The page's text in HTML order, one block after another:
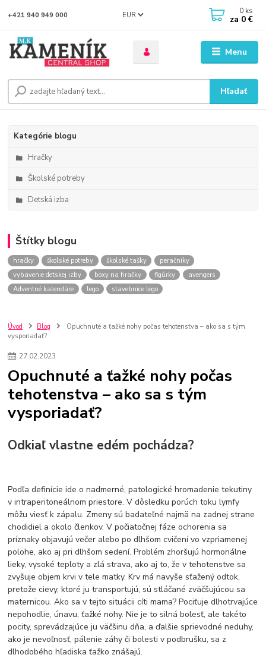
Menu
EUR
Hľadať
+421 940 949 000 0 ks
za 0 €
Kategórie blogu
Hračky
Školské potreby
Detská izba
Štítky blogu
hračky školské potreby školské tašky
peračníky
vybavenie detskej izby
boxy na hračky figúrky
avengers
Adventné kalendáre
lego stavebnice lego
Úvod Blog
Opuchnuté a ťažké nohy počas tehotenstva – ako sa s tým
vysporiadať?
27.02.2023
Opuchnuté a ťažké nohy počas
tehotenstva – ako sa s tým
vysporiadať?
Odkiaľ vlastne edém pochádza?
Podľa definície ide o nadmerné, patologické hromadenie tekutiny
v intraperitoneálnom priestore. V dôsledku porúch toku lymfy
môžu viesť k zápalu. Zmeny sú badateľné najmä na zadnej strane
chodidiel a okolo členkov. V počiatočnej fáze ochorenia sa
príznaky objavujú večer alebo po dlhšom cvičení vo vzpriamenej
polohe, ako aj pri dlhšom sedení. Problém zhoršujú hormonálne
lieky, vysoké teploty a zlá strava, ako aj to, že v tehotenstve sa
zvyšuje objem krvi v tele matky. Krv má navyše sťažený odtok,
pretože cievy, ktoré ju transportujú, sú stláčané zväčšujúcou sa
maternicou. Ako sa v tejto situácii cíti mama? Pociťuje dlhotrvajúce
nepohodlie, únavu, ťažké nohy. Nie je to silná bolesť, ale takéto
pocity, sprevádzajúce ju väčšinu dňa, a ďalšie sprievodné neduhy,
ako je nevoľnosť, pálenie záhy či bolesti v podbrušku, sa z
dlhodobého hľadiska ťažko znášajú.